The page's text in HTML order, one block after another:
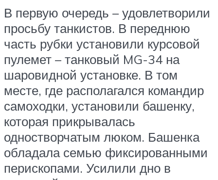
В первую очередь – удовлетворили
просьбу танкистов. В переднюю
часть рубки установили курсовой
пулемет – танковый MG-34 на
шаровидной установке. В том
месте, где располагался командир
самоходки, установили башенку,
которая прикрывалась
одностворчатым люком. Башенка
обладала семью фиксированными
перископами. Усилили дно в